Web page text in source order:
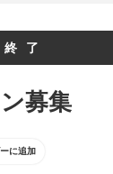
了
募集
に追加